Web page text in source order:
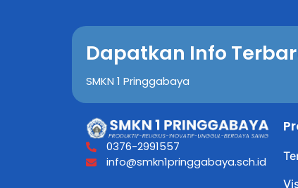
Dapatkan Info
SMKN 1 Pringgabaya
0376-2991557
info@smkn1pringgabaya.sch.id